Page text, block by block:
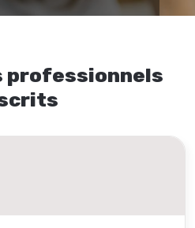
professionnels